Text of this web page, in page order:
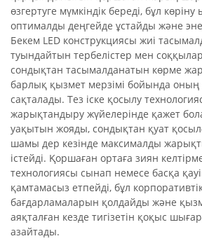
өзгертуге мүмкіндік береді, бұл
оптималды деңгейде ұстайды және
Бекем LED конструкциясы жиі
туындайтын тербелістер мен
сондықтан тасымалданатын көрме
барлық қызмет мерзімі бойында
сақталады. Тез іске қосылу
жарықтандыру жүйелерінде қажет
уақытын жояды, сондықтан қуат
шамы дер кезінде максималды
істейді. Қоршаған ортаға зиян
технологиясы сынап немесе басқа
қамтамасыз етпейді, бұл
бағдарламаларын қолдайды және
аяқталған кезде тигізетін қоқыс
азайтады.